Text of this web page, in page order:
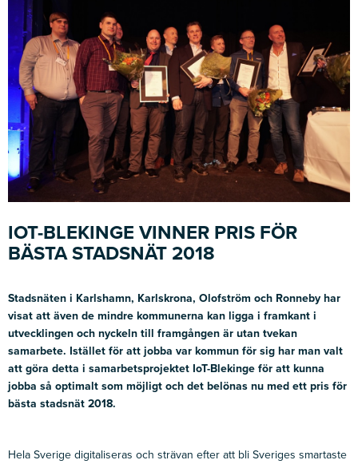
IOT-BLEKINGE VINNER PRIS FÖR
BÄSTA STADSNÄT 2018
Stadsnäten i Karlshamn, Karlskrona, Olofström och Ronneby har
visat att även de mindre kommunerna kan ligga i framkant i
utvecklingen och nyckeln till framgången är utan tvekan
samarbete. Istället för att jobba var kommun för sig har man valt
att göra detta i samarbetsprojektet IoT-Blekinge för att kunna
jobba så optimalt som möjligt och det belönas nu med ett pris för
bästa stadsnät 2018.
Hela Sverige digitaliseras och strävan efter att bli Sveriges smartaste